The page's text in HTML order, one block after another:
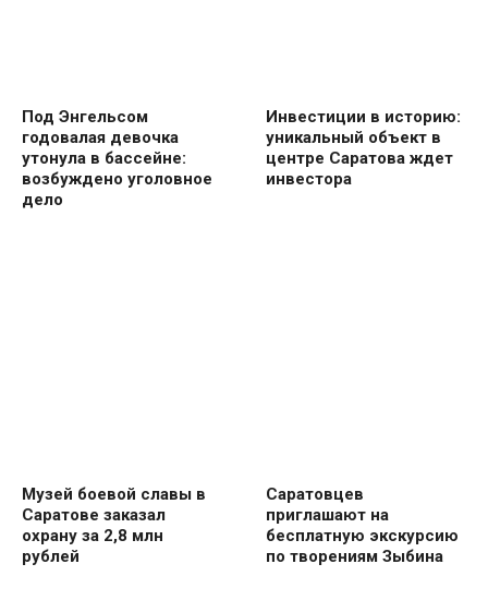
Под Энгельсом
годовалая девочка
утонула в бассейне:
возбуждено уголовное
дело
Инвестиции в историю:
уникальный объект в
центре Саратова ждет
инвестора
Музей боевой славы в
Саратове заказал
охрану за 2,8 млн
рублей
Саратовцев
приглашают на
бесплатную экскурсию
по творениям Зыбина